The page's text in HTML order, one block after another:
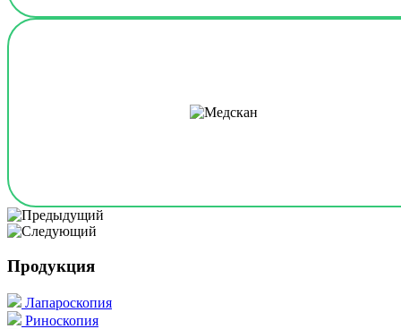
Продукция
Лапароскопия
Риноскопия